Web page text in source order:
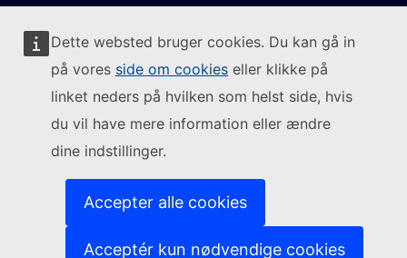
Dette websted bruger cookies. Du kan gå in
på vores side om cookies eller klikke på
linket neders på hvilken som helst side, hvis
du vil have mere information eller ændre
dine indstillinger.
Accepter alle cookies
Acceptér kun nødvendige cookies
Følg Europa-Kommissionen
Kontakt os (Eksternt link)
Indberet en IT-sårbarhed
Sprog på vores websites(Eksternt link)
(Eksternt link)
Databeskyttelsespolitik
Juridisk meddelelse
(Eksternt link)